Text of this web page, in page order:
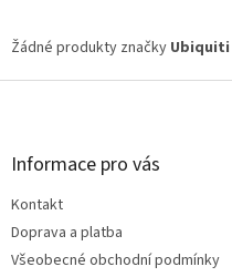
Žádné produkty značky Ubiquiti
Z
Informace pro vás
Kontakt
Doprava a platba
Všeobecné obchodní podmínky